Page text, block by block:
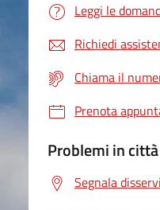
Leggi le
Richiedi
Chiama il
Prenota
Problemi in città
Segnala